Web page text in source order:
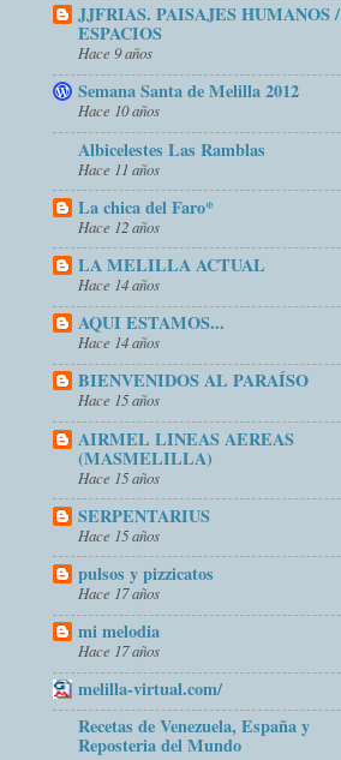
JJFRIAS. PAISAJES HUMANOS /
ESPACIOS
Hace 9 años
Semana Santa de Melilla 2012
Hace 10 años
Albicelestes Las Ramblas
Hace 11 años
La chica del Faro*
Hace 12 años
LA MELILLA ACTUAL
Hace 14 años
AQUI ESTAMOS...
Hace 14 años
BIENVENIDOS AL PARAÍSO
Hace 15 años
AIRMEL LINEAS AEREAS
(MASMELILLA)
Hace 15 años
SERPENTARIUS
Hace 15 años
pulsos y pizzicatos
Hace 17 años
mi melodia
Hace 17 años
melilla-virtual.com/
Recetas de Venezuela, España y
Reposteria del Mundo